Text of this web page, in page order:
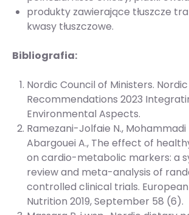
produkty zawierające tłuszcze
kwasy tłuszczowe.
Bibliografia:
Nordic Council of Ministers.
Recommendations 2023
Environmental Aspects.
Ramezani-Jolfaie N., Mohammadi
Abargouei A., The effect of
on cardio-metabolic markers: a
review and meta-analysis of
controlled clinical trials.
Nutrition 2019, September 58 (6).